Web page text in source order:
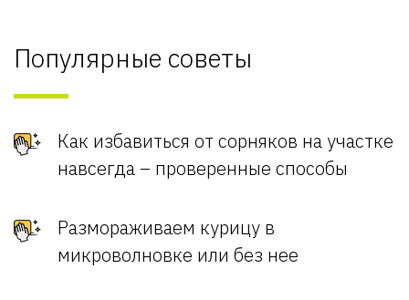
Популярные советы
Как избавиться от сорняков на участке
навсегда – проверенные способы
Размораживаем курицу в
микроволновке или без нее